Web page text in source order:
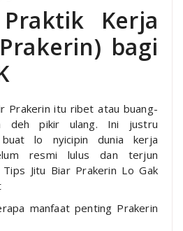
Kerja
bagi
Prakerin itu ribet atau buang-
deh pikir ulang. Ini justru
lo nyicipin dunia kerja
resmi lulus dan terjun
Tips Jitu Biar Prakerin Lo Gak
manfaat penting Prakerin